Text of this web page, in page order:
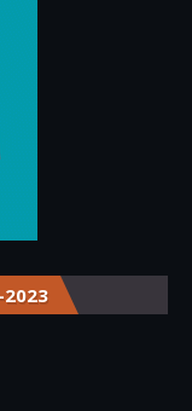
2023